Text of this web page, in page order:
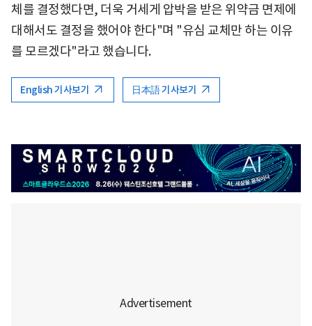
체를 결정했다면, 더욱 거세게 압박을 받은 위약금 면제에
대해서도 결정을 했어야 한다"며 "유심 교체만 하는 이유
를 모르겠다"라고 했습니다.
English 기사보기 日本語 기사보기